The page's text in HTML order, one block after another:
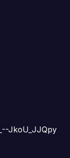
JkoU_JJQpy